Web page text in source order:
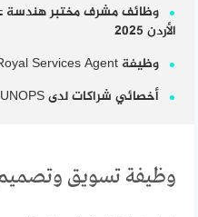
وظائف مشرف مختبر هندسة
الأردن 2025
وظيفة Reservations & Royal Services Agent في رافلز
أخصائي شراكات لدى UNOPS – بورتسودان
وظيفة تسويق